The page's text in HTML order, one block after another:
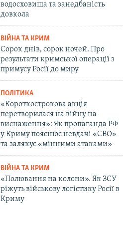
водосховища та занедбаність
довкола
ВІЙНА ТА КРИМ
Сорок днів, сорок ночей. Про
результати кримської операції з
примусу Росії до миру
ПОЛІТИКА
«Короткострокова акція
перетворилася на війну на
виснаження»: Як пропаганда РФ
у Криму пояснює невдачі «СВО»
та залякує «мінними атаками»
ВІЙНА ТА КРИМ
«Полювання на колони». Як ЗСУ
ріжуть військову логістику Росії в
Криму